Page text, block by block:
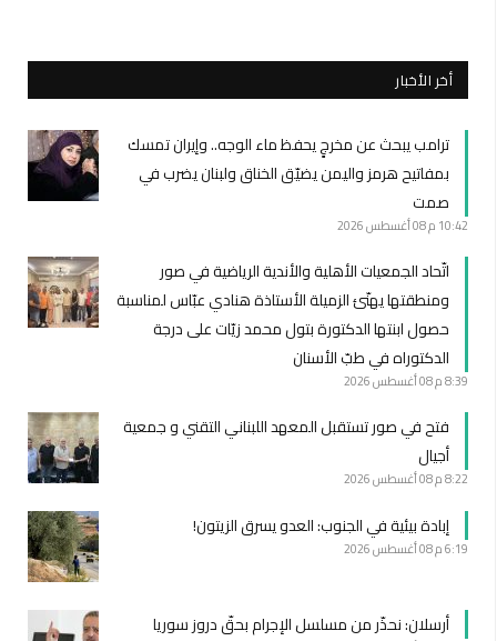
أخر الأخبار
ترامب يبحث عن مخرجٍ يحفظ ماء الوجه.. وإيران تمسك
بمفاتيح هرمز واليمن يضيّق الخناق ولبنان يضرب في
صمت
10:42 م 08 أغسطس 2026
اتّحاد الجمعيات الأهلية والأندية الرياضية في صور
ومنطقتها يهنّئ الزميلة الأستاذة هنادي عبّاس لمناسبة
حصول ابنتها الدكتورة بتول محمد زيّات على درجة
الدكتوراه في طبّ الأسنان
8:39 م 08 أغسطس 2026
فتح في صور تستقبل المعهد اللبناني التقني و جمعية
أجيال
8:22 م 08 أغسطس 2026
إبادة بيئية في الجنوب: العدو يسرق الزيتون!
6:19 م 08 أغسطس 2026
أرسلان: نحذّر من مسلسل الإجرام بحقّ دروز سوريا